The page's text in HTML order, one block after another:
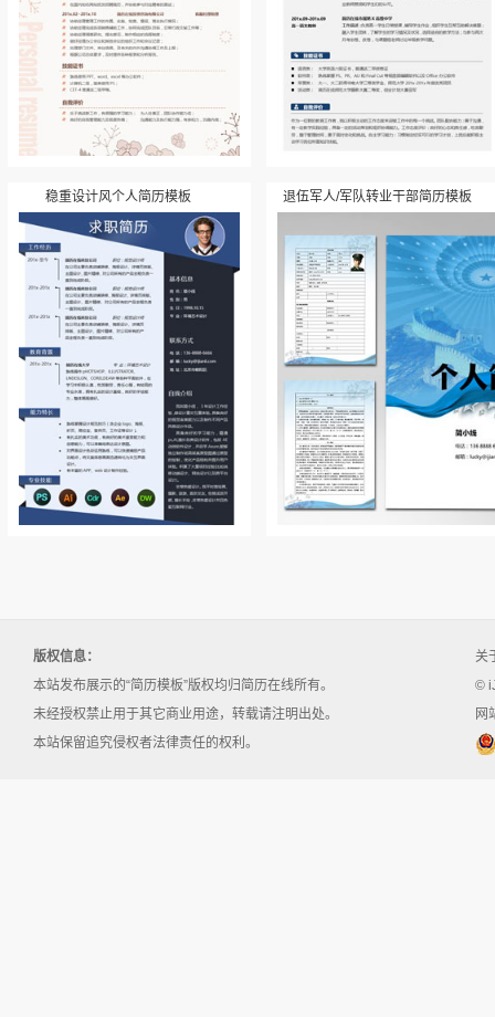
稳重设计风个人简历模板 退伍军人/军队转业干部简历模板
版权信息：
本站发布展示的“简历模板”版权均归简历在线所有。
未经授权禁止用于其它商业用途，转载请注明出处。
本站保留追究侵权者法律责任的权利。
关
©
网